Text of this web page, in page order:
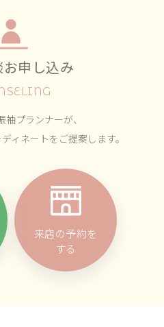
来店の予約を
する
申し込み
プランナーが、
ィネートをご提案します。